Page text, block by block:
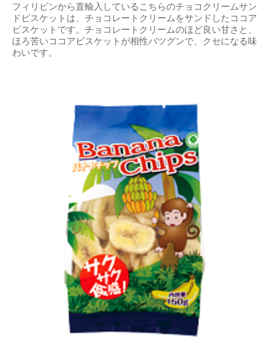
フィリピンから直輸入しているこちらのチョコクリームサン
ドビスケットは、チョコレートクリームをサンドしたココア
ビスケットです。チョコレートクリームのほど良い甘さと、
ほろ苦いココアビスケットが相性バツグンで、クセになる味
わいです。